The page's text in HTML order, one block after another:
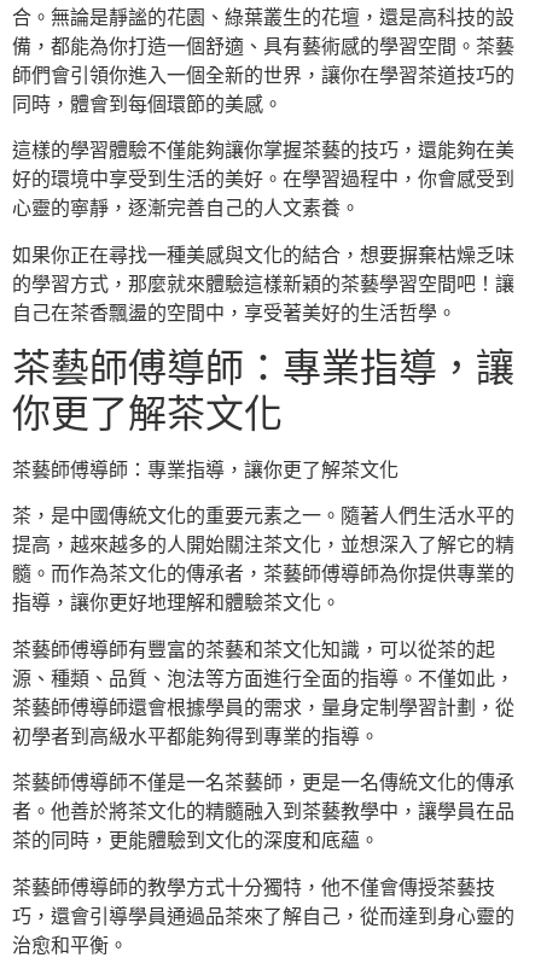
合。無論是靜謐的花園、綠葉叢生的花壇，還是高科技的設
備，都能為你打造一個舒適、具有藝術感的學習空間。茶藝
師們會引領你進入一個全新的世界，讓你在學習茶道技巧的
同時，體會到每個環節的美感。
這樣的學習體驗不僅能夠讓你掌握茶藝的技巧，還能夠在美
好的環境中享受到生活的美好。在學習過程中，你會感受到
心靈的寧靜，逐漸完善自己的人文素養。
如果你正在尋找一種美感與文化的結合，想要摒棄枯燥乏味
的學習方式，那麼就來體驗這樣新穎的茶藝學習空間吧！讓
自己在茶香飄盪的空間中，享受著美好的生活哲學。
茶藝師傅導師：專業指導，讓
你更了解茶文化
茶藝師傅導師：專業指導，讓你更了解茶文化
茶，是中國傳統文化的重要元素之一。隨著人們生活水平的
提高，越來越多的人開始關注茶文化，並想深入了解它的精
髓。而作為茶文化的傳承者，茶藝師傅導師為你提供專業的
指導，讓你更好地理解和體驗茶文化。
茶藝師傅導師有豐富的茶藝和茶文化知識，可以從茶的起
源、種類、品質、泡法等方面進行全面的指導。不僅如此，
茶藝師傅導師還會根據學員的需求，量身定制學習計劃，從
初學者到高級水平都能夠得到專業的指導。
茶藝師傅導師不僅是一名茶藝師，更是一名傳統文化的傳承
者。他善於將茶文化的精髓融入到茶藝教學中，讓學員在品
茶的同時，更能體驗到文化的深度和底蘊。
茶藝師傅導師的教學方式十分獨特，他不僅會傳授茶藝技
巧，還會引導學員通過品茶來了解自己，從而達到身心靈的
治愈和平衡。